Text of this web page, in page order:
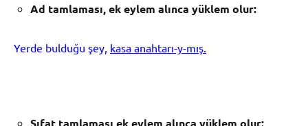
Ad tamlaması, ek eylem alınca yüklem olur:
Yerde bulduğu şey, kasa anahtarı-y-mış.
Sıfat tamlaması ek eylem alınca yüklem olur: